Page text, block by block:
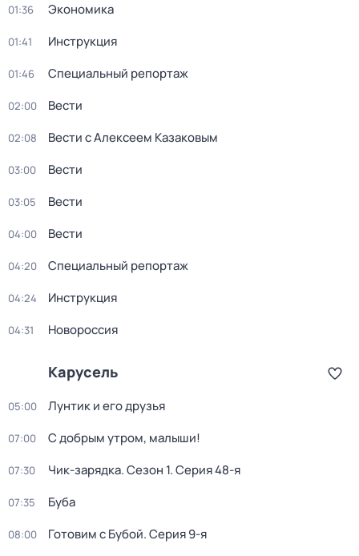
01:36 Экономика
01:41 Инструкция
01:46 Специальный репортаж
02:00 Вести
02:08 Вести с Алексеем Казаковым
03:00 Вести
03:05 Вести
04:00 Вести
04:20 Специальный репортаж
04:24 Инструкция
04:31 Новороссия
Карусель
05:00 Лунтик и его друзья
07:00 С добрым утром, малыши!
07:30 Чик-зарядка. Сезон 1. Серия 48-я
07:35 Буба
08:00 Готовим с Бубой. Серия 9-я